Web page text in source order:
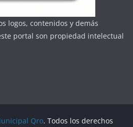
logos, contenidos y demás
portal son propiedad intelectual
Qro. Todos los derechos